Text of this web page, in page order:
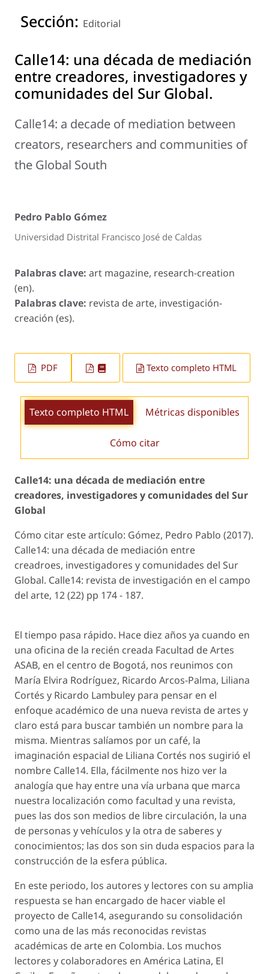
Sección: Editorial
Calle14: una década de mediación
entre creadores, investigadores y
comunidades del Sur Global.
Calle14: a decade of mediation between
creators, researchers and communities of
the Global South
Pedro Pablo Gómez
Universidad Distrital Francisco José de Caldas
Palabras clave: art magazine, research-creation
(en).
Palabras clave: revista de arte, investigación-
creación (es).
PDF Texto completo HTML
Texto completo HTML Métricas disponibles
Cómo citar
Calle14: una década de mediación entre
creadores, investigadores y comunidades del Sur
Global
Cómo citar este artículo: Gómez, Pedro Pablo (2017).
Calle14: una década de mediación entre
creadroes, investigadores y comunidades del Sur
Global. Calle14: revista de investigación en el campo
del arte, 12 (22) pp 174 - 187.
El tiempo pasa rápido. Hace diez años ya cuando en
una oficina de la recién creada Facultad de Artes
ASAB, en el centro de Bogotá, nos reunimos con
María Elvira Rodríguez, Ricardo Arcos-Palma, Liliana
Cortés y Ricardo Lambuley para pensar en el
enfoque académico de una nueva revista de artes y
claro está para buscar también un nombre para la
misma. Mientras salíamos por un café, la
imaginación espacial de Liliana Cortés nos sugirió el
nombre Calle14. Ella, fácilmente nos hizo ver la
analogía que hay entre una vía urbana que marca
nuestra localización como facultad y una revista,
pues las dos son medios de libre circulación, la una
de personas y vehículos y la otra de saberes y
conocimientos; las dos son sin duda espacios para la
construcción de la esfera pública.
En este periodo, los autores y lectores con su amplia
respuesta se han encargado de hacer viable el
proyecto de Calle14, asegurando su consolidación
como una de las más reconocidas revistas
académicas de arte en Colombia. Los muchos
lectores y colaboradores en América Latina, El